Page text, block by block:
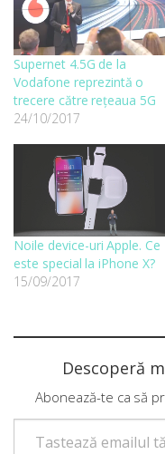
Supernet 4.5G de la
Vodafone reprezintă o
trecere către rețeaua 5G
24/10/2017
Noile device-uri Apple. Ce
este special la iPhone X?
15/09/2017
Descoperă
Abonează-te ca să
Tastează emailul tău...